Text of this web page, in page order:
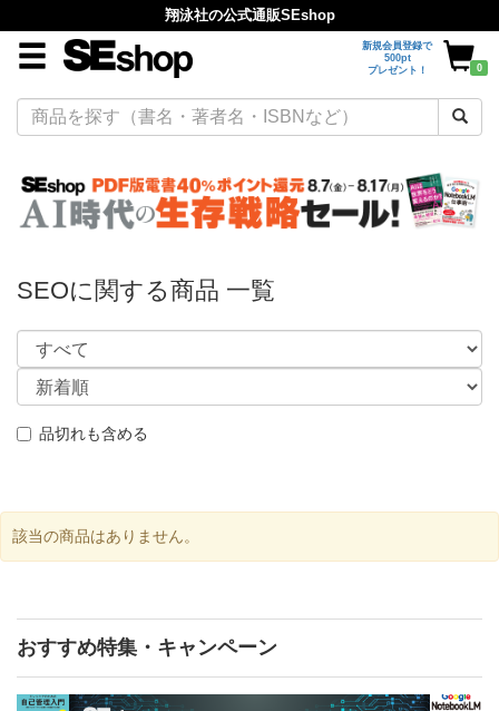
翔泳社の公式通販SEshop
新規会員登録で
500pt
プレゼント！
0
SEOに関する商品 一覧
品切れも含める
該当の商品はありません。
おすすめ特集・キャンペーン